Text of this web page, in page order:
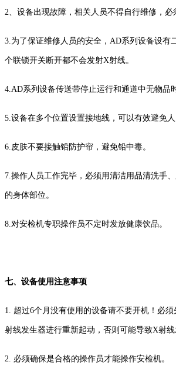
2、设备出现故障，相关人员不得自行维修，必
3.为了保证维修人员的安全，AD系列设备设有
个联锁开关断开都不会发射X射线。
4.AD系列设备传送带停止运行和通道中无物品
5.设备在多个位置设置接地线，可以有效避免人
6.皮肤不要接触铅防护帘，避免铅中毒。
7.操作人员工作完毕，必须用清洁用品清洗手
的身体部位。
8.对安检机专职操作员不定时发放健康饮品。
七、设备使用注意事项
1. 超过6个月没有使用的设备请不要开机！必
射线发生器进行重新起动，否则可能导致X射线
2. 必须确保是合格的操作员才能操作安检机。